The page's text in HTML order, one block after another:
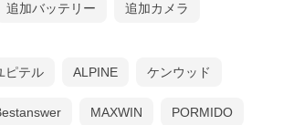
追加バッテリー 追加カメラ
ピテル ALPINE ケンウッド
MAXWIN PORMIDO